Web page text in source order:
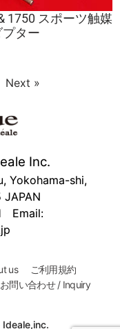
1750 スポーツ触媒
ター
Next »
Inc.
Yokohama-shi,
Email:
us
ご利用規約
お問い合わせ / Inquiry